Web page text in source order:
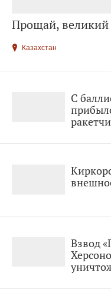
Прощай, великий
Казахстан
С
Взвод